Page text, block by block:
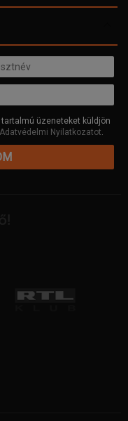
üzeneteket küldjön
Adatvédelmi Nyilatkozatot